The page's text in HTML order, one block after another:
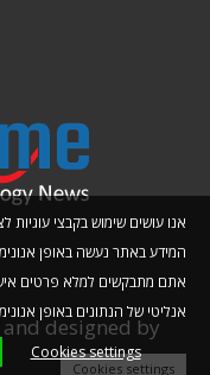
אנו עושים שימוש בקבצי עוגיות
המידע באתר נעשה באופן
אתם מתבקשים למלא פרטים
אנליטי של הנתונים באופן
Cookies settings
Cookies settings
designed by